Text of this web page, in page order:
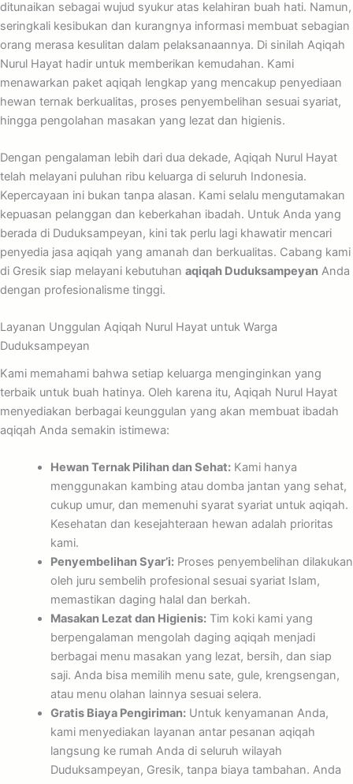
ditunaikan sebagai wujud syukur atas kelahiran buah hati. Namun,
seringkali kesibukan dan kurangnya informasi membuat sebagian
orang merasa kesulitan dalam pelaksanaannya. Di sinilah Aqiqah
Nurul Hayat hadir untuk memberikan kemudahan. Kami
menawarkan paket aqiqah lengkap yang mencakup penyediaan
hewan ternak berkualitas, proses penyembelihan sesuai syariat,
hingga pengolahan masakan yang lezat dan higienis.
Dengan pengalaman lebih dari dua dekade, Aqiqah Nurul Hayat
telah melayani puluhan ribu keluarga di seluruh Indonesia.
Kepercayaan ini bukan tanpa alasan. Kami selalu mengutamakan
kepuasan pelanggan dan keberkahan ibadah. Untuk Anda yang
berada di Duduksampeyan, kini tak perlu lagi khawatir mencari
penyedia jasa aqiqah yang amanah dan berkualitas. Cabang kami
di Gresik siap melayani kebutuhan aqiqah Duduksampeyan Anda
dengan profesionalisme tinggi.
Layanan Unggulan Aqiqah Nurul Hayat untuk Warga
Duduksampeyan
Kami memahami bahwa setiap keluarga menginginkan yang
terbaik untuk buah hatinya. Oleh karena itu, Aqiqah Nurul Hayat
menyediakan berbagai keunggulan yang akan membuat ibadah
aqiqah Anda semakin istimewa:
Hewan Ternak Pilihan dan Sehat:Kami hanya
menggunakan kambing atau domba jantan yang sehat,
cukup umur, dan memenuhi syarat syariat untuk aqiqah.
Kesehatan dan kesejahteraan hewan adalah prioritas
kami.
Penyembelihan Syar’i:Proses penyembelihan dilakukan
oleh juru sembelih profesional sesuai syariat Islam,
memastikan daging halal dan berkah.
Masakan Lezat dan Higienis:Tim koki kami yang
berpengalaman mengolah daging aqiqah menjadi
berbagai menu masakan yang lezat, bersih, dan siap
saji. Anda bisa memilih menu sate, gule, krengsengan,
atau menu olahan lainnya sesuai selera.
Gratis Biaya Pengiriman:Untuk kenyamanan Anda,
kami menyediakan layanan antar pesanan aqiqah
langsung ke rumah Anda di seluruh wilayah
Duduksampeyan, Gresik, tanpa biaya tambahan. Anda